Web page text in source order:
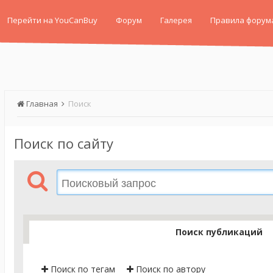
Перейти на YouCanBuy Форум Галерея Правила
Главная Поиск
Поиск по сайту
Поиск публикаций
Поиск по тегам Поиск по автору